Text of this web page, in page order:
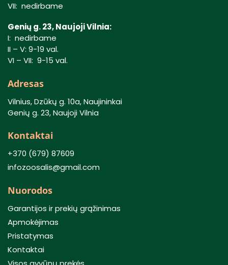
VII: nedirbame
Genių g. 23, Naujoji Vilnia:
I: nedirbame
II – V: 9-19 val.
VI – VII: 9-15 val.
Adresas
Vilnius, Dzūkų g. 10a, Naujininkai
Genių g. 23, Naujoji Vilnia
Kontaktai
+370 (679) 87609
infozoosalis@gmail.com
Nuorodos
Garantijos ir prekių grąžinimas
Apmokėjimas
Pristatymas
Kontaktai